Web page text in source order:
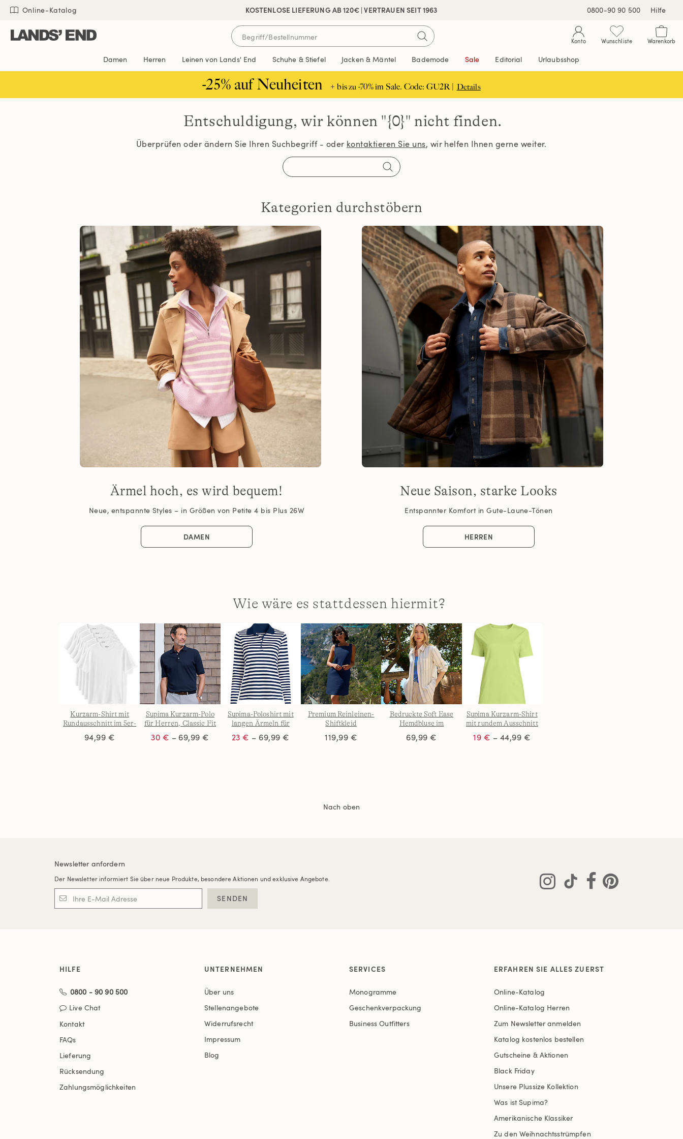
Direkt
Inhalt
Direkt
Navigation
Direkt
Suche
KOSTENLOSE LIEFERUNG AB 120€ | VERTRAUEN SEIT 1963
🔒 SICHER BEZAHLEN
Online-Katalog 0800-90 90 500 Hilfe
Konto Wunschliste Warenkorb
Damen Herren Leinen von Lands' End Schuhe & Stiefel Jacken & Mäntel Bademode Sale Editorial Urlaubsshop
-25% auf Neuheiten + bis zu -70% im Sale. Code: GU2R | Details
Entschuldigung, wir können "{0}" nicht finden.
Überprüfen oder ändern Sie Ihren Suchbegriff - oder kontaktieren Sie uns, wir helfen Ihnen gerne weiter.
Kategorien durchstöbern
Ärmel hoch, es wird bequem!
Neue, entspannte Styles – in Größen von Petite 4 bis Plus 26W
DAMEN
Neue Saison, starke Looks
Entspannter Komfort in Gute-Laune-Tönen
HERREN
Wie wäre es stattdessen hiermit?
Kurzarm-Shirt mit
Rundausschnitt im 5er-
94,99 €
Supima Kurzarm-Polo
für Herren, Classic Fit
30 € – 69,99 €
Supima-Poloshirt mit
langen Ärmeln für
23 € – 69,99 €
Premium Reinleinen-
Shiftkleid
119,99 €
Bedruckte Soft Ease
Hemdbluse im
69,99 €
Supima Kurzarm-Shirt
mit rundem Ausschnitt
Größe
19 € – 44,99 €
Nach oben
Newsletter anfordern
Der Newsletter informiert Sie über neue Produkte, besondere Aktionen und exklusive Angebote.
SENDEN
HILFE
0800 - 90 90 500
Live Chat
Kontakt
FAQs
Lieferung
Rücksendung
Zahlungsmöglichkeiten
UNTERNEHMEN
Über uns
Stellenangebote
Widerrufsrecht
Impressum
Blog
SERVICES
Monogramme
Geschenkverpackung
Business Outfitters
ERFAHREN SIE ALLES ZUERST
Online-Katalog
Online-Katalog Herren
Zum Newsletter anmelden
Katalog kostenlos bestellen
Gutscheine & Aktionen
Black Friday
Unsere Plussize Kollektion
Was ist Supima?
Amerikanische Klassiker
Zu den Weihnachtsstrümpfen